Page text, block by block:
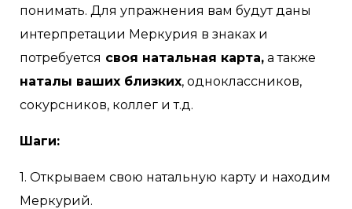
понимать. Для упражнения вам будут даны
интерпретации Меркурия в знаках и
потребуется своя натальная карта, а также
наталы ваших близких, одноклассников,
сокурсников, коллег и т.д.
Шаги:
1. Открываем свою натальную карту и находим
Меркурий.